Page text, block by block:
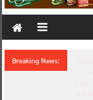
Thailand
New
Breaking News: